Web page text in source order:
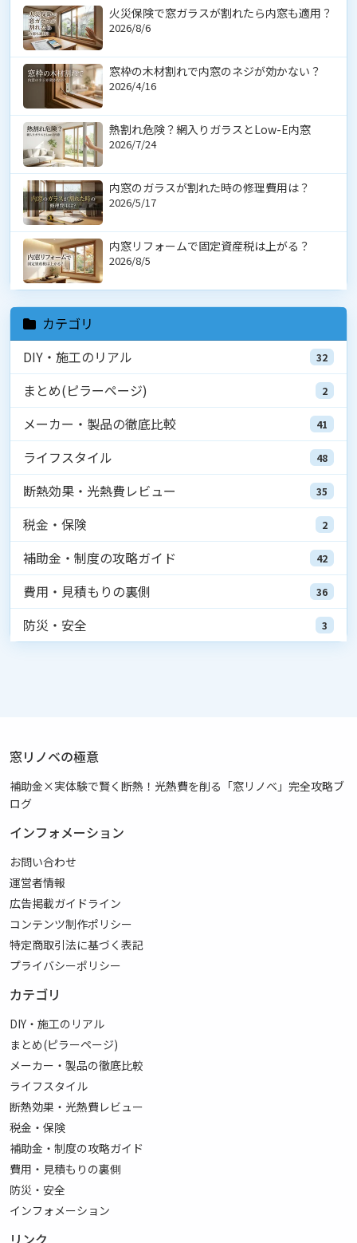
火災保険で窓ガラスが割れたら内窓も適用？
2026/8/6
窓枠の木材割れで内窓のネジが効かない？
2026/4/16
熱割れ危険？網入りガラスとLow-E内窓
2026/7/24
内窓のガラスが割れた時の修理費用は？
2026/5/17
内窓リフォームで固定資産税は上がる？
2026/8/5
カテゴリ
DIY・施工のリアル
32
まとめ(ピラーページ) 2
メーカー・製品の徹底比較 41
ライフスタイル 48
断熱効果・光熱費レビュー 35
税金・保険 2
補助金・制度の攻略ガイド 42
費用・見積もりの裏側 36
防災・安全 3
窓リノベの極意
補助金×実体験で賢く断熱！光熱費を削る「窓リノベ」完全攻略ブ
ログ
インフォメーション
お問い合わせ
運営者情報
広告掲載ガイドライン
コンテンツ制作ポリシー
特定商取引法に基づく表記
プライバシーポリシー
カテゴリ
DIY・施工のリアル
まとめ(ピラーページ)
メーカー・製品の徹底比較
ライフスタイル
断熱効果・光熱費レビュー
税金・保険
補助金・制度の攻略ガイド
費用・見積もりの裏側
防災・安全
インフォメーション
リンク